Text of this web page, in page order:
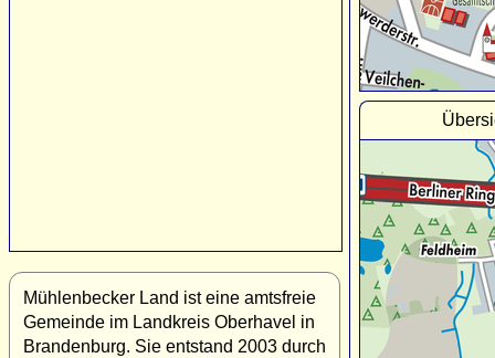
Mühlenbecker Land ist eine amtsfreie
Gemeinde im Landkreis Oberhavel in
Brandenburg. Sie entstand 2003 durch